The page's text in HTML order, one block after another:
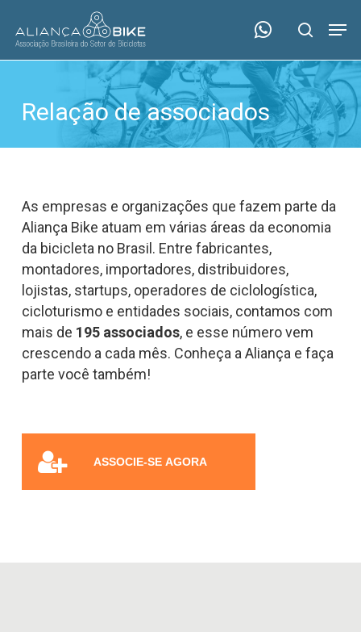
main
search
Relação de associados
As empresas e organizações que fazem parte da
Aliança Bike atuam em várias áreas da economia
da bicicleta no Brasil. Entre fabricantes,
montadores, importadores, distribuidores,
lojistas, startups, operadores de ciclologística,
cicloturismo e entidades sociais, contamos com
mais de 195 associados, e esse número vem
crescendo a cada mês. Conheça a Aliança e faça
parte você também!
ASSOCIE-SE AGORA